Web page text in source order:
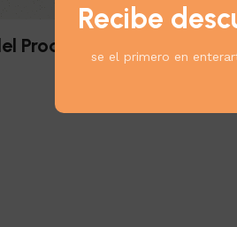
Recibe
se el primero en
Producto: